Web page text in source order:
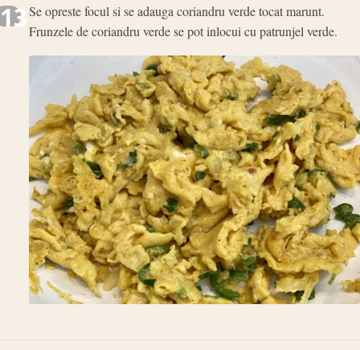
13Se opreste focul si se adauga coriandru verde tocat marunt.
Frunzele de coriandru verde se pot inlocui cu patrunjel verde.